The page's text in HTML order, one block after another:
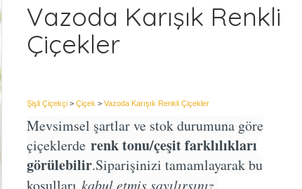
Vazoda Karışık Renkli
Çiçekler
Şişli Çiçekçi > Çiçek > Vazoda Karışık Renkli Çiçekler
Mevsimsel şartlar ve stok durumuna göre
çiçeklerde renk tonu/çeşit farklılıkları
görülebilir.Siparişinizi tamamlayarak bu
koşulları kabul etmiş sayılırsınız.